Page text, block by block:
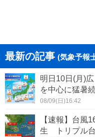
最新の記事 (気象予報
明日10日(月)
を中心に猛暑続
08/09(日)16:42
【速報】台風
生 トリプル